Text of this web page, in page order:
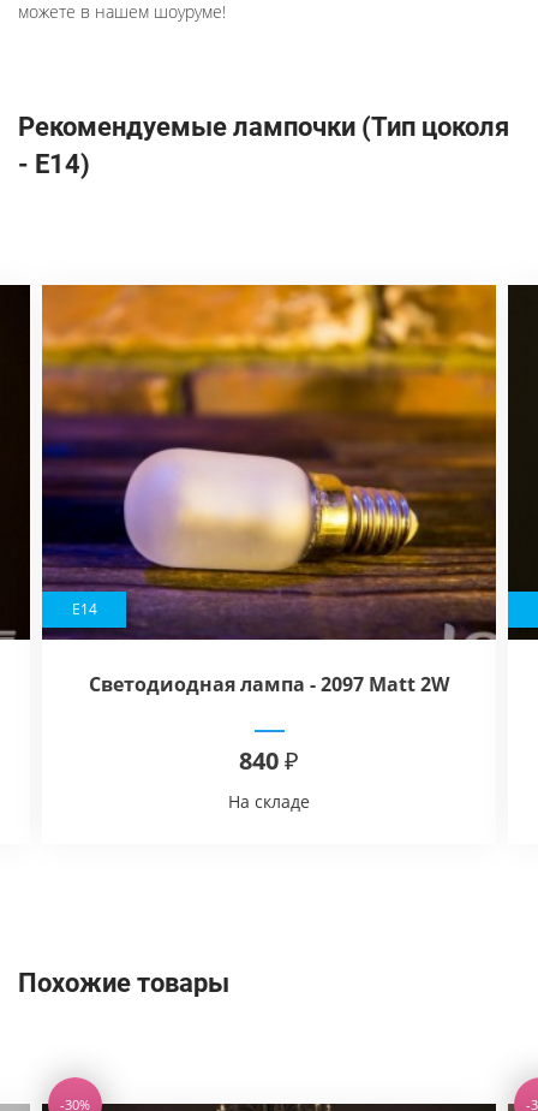
можете в нашем шоуруме!
Рекомендуемые лампочки (Тип цоколя
- E14)
E14
Светодиодная лампа - 2097 Matt 2W
840 ₽
На складе
Похожие товары
-30% -